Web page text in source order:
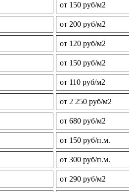
от 150 руб/м2
от 200 руб/м2
от 120 руб/м2
от 150 руб/м2
от 110 руб/м2
от 2 250 руб/м2
от 680 руб/м2
от 150 руб/п.м.
от 300 руб/п.м.
от 290 руб/м2